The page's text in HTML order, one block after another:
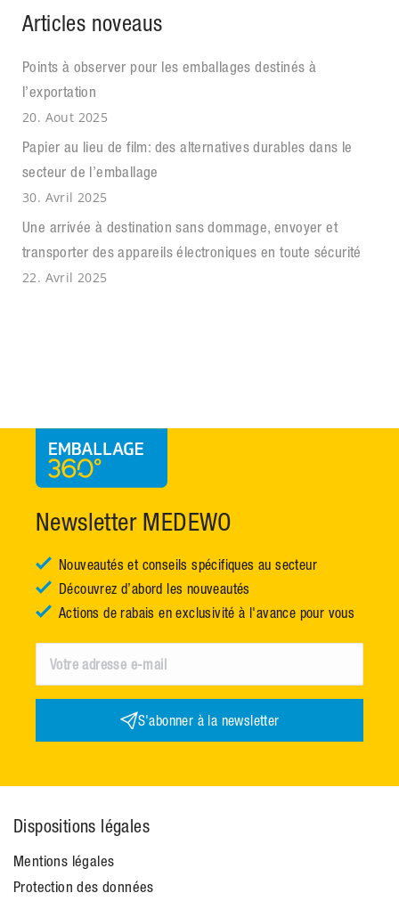
Articles noveaus
Points à observer pour les emballages destinés à
l’exportation
20. Aout 2025
Papier au lieu de film: des alternatives durables dans le
secteur de l’emballage
30. Avril 2025
Une arrivée à destination sans dommage, envoyer et
transporter des appareils électroniques en toute sécurité
22. Avril 2025
Newsletter MEDEWO
Nouveautés et conseils spécifiques au secteur
Découvrez d’abord les nouveautés
Actions de rabais en exclusivité à l'avance pour vous
S'abonner à la newsletter
Dispositions légales
Mentions légales
Protection des données